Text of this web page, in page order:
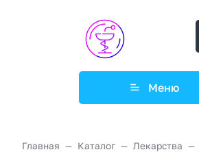
Меню
Главная Каталог Лекарства